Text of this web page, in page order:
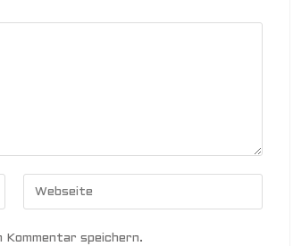
Kommentar speichern.